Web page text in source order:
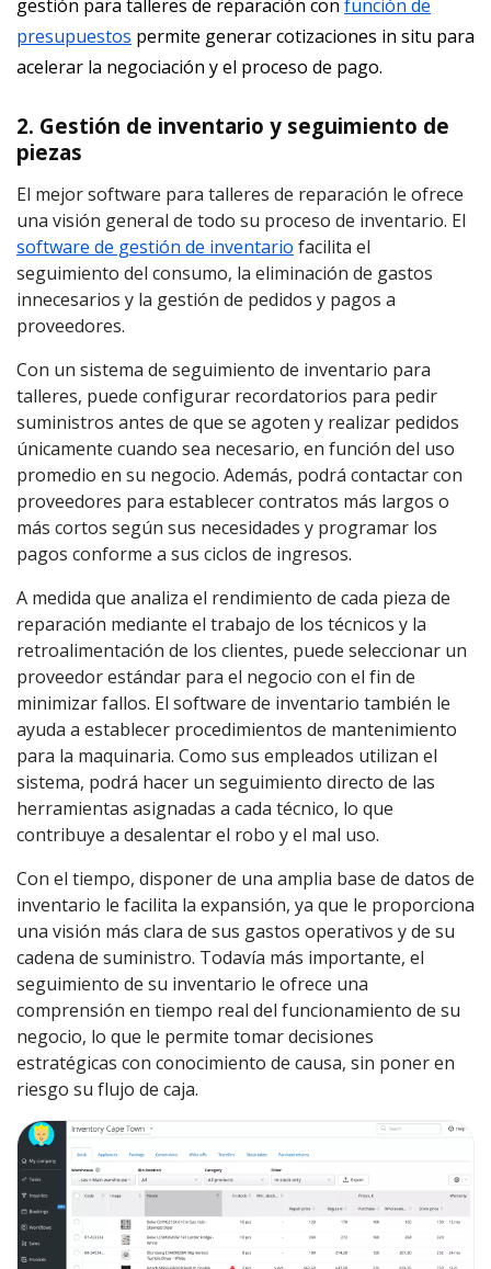
gestión para talleres de reparación con función de
presupuestos permite generar cotizaciones in situ para
acelerar la negociación y el proceso de pago.
2. Gestión de inventario y seguimiento de
piezas
El mejor software para talleres de reparación le ofrece
una visión general de todo su proceso de inventario. El
software de gestión de inventario facilita el
seguimiento del consumo, la eliminación de gastos
innecesarios y la gestión de pedidos y pagos a
proveedores.
Con un sistema de seguimiento de inventario para
talleres, puede configurar recordatorios para pedir
suministros antes de que se agoten y realizar pedidos
únicamente cuando sea necesario, en función del uso
promedio en su negocio. Además, podrá contactar con
proveedores para establecer contratos más largos o
más cortos según sus necesidades y programar los
pagos conforme a sus ciclos de ingresos.
A medida que analiza el rendimiento de cada pieza de
reparación mediante el trabajo de los técnicos y la
retroalimentación de los clientes, puede seleccionar un
proveedor estándar para el negocio con el fin de
minimizar fallos. El software de inventario también le
ayuda a establecer procedimientos de mantenimiento
para la maquinaria. Como sus empleados utilizan el
sistema, podrá hacer un seguimiento directo de las
herramientas asignadas a cada técnico, lo que
contribuye a desalentar el robo y el mal uso.
Con el tiempo, disponer de una amplia base de datos de
inventario le facilita la expansión, ya que le proporciona
una visión más clara de sus gastos operativos y de su
cadena de suministro. Todavía más importante, el
seguimiento de su inventario le ofrece una
comprensión en tiempo real del funcionamiento de su
negocio, lo que le permite tomar decisiones
estratégicas con conocimiento de causa, sin poner en
riesgo su flujo de caja.